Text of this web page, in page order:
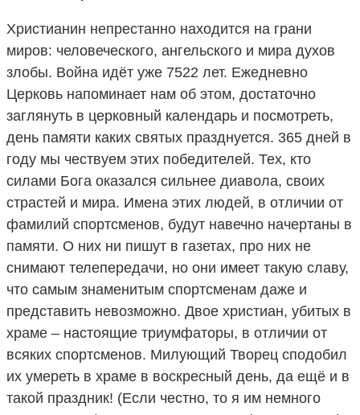
Христианин непрестанно находится на грани
миров: человеческого, ангельского и мира духов
злобы. Война идёт уже 7522 лет. Ежедневно
Церковь напоминает нам об этом, достаточно
заглянуть в церковный календарь и посмотреть,
день памяти каких святых празднуется. 365 дней в
году мы чествуем этих победителей. Тех, кто
силами Бога оказался сильнее диавола, своих
страстей и мира. Имена этих людей, в отличии от
фамилий спортсменов, будут навечно начертаны в
памяти. О них ни пишут в газетах, про них не
снимают телепередачи, но они имеет такую славу,
что самым знаменитым спортсменам даже и
представить невозможно. Двое христиан, убитых в
храме – настоящие триумфаторы, в отличии от
всяких спортсменов. Милующий Творец сподобил
их умереть в храме в воскресный день, да ещё и в
такой праздник! (Если честно, то я им немного